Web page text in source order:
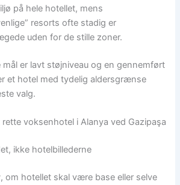
på hele hotellet, mens
resorts ofte stadig er
uden for de stille zoner.
er lavt støjniveau og en gennemført
et hotel med tydelig aldersgrænse
valg.
voksenhotel i Alanya ved Gazipaşa
ikke hotelbillederne
om hotellet skal være base eller selve